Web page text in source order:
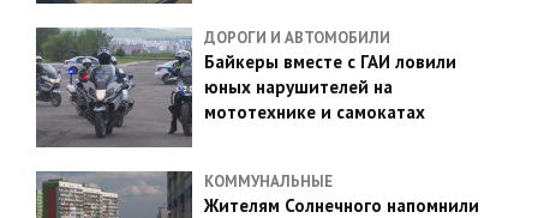
ДОРОГИ И АВТОМОБИЛИ
Байкеры вместе с ГАИ ловили
юных нарушителей на
мототехнике и самокатах
КОММУНАЛЬНЫЕ
Жителям Солнечного напомнили